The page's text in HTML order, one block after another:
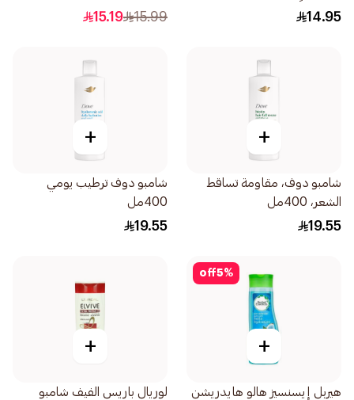
14.95
15.99
15.19
+
شامبو دوف، مقاومة تساقط
الشعر، 400مل
19.55
+
شامبو دوف ترطيب يومي
400مل
19.55
5%
off
+
هيربل إيسنسيز هالو هايدريشن
+
لوريال باريس الفيف شامبو